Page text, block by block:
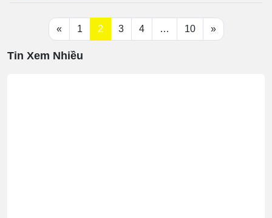
Posts navigation
« 1 2 3 4 … 10 »
Tin Xem Nhiều